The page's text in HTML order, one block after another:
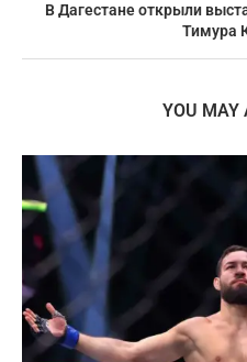
В Дагестане открыли
Тимура
YOU MAY